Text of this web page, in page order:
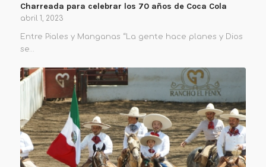
Charreada para celebrar los 70 años de Coca Cola
abril 1, 2023
Entre Piales y Manganas “La gente hace planes y Dios
se…